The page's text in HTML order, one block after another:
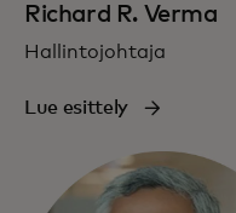
Richard R. Verma
Hallintojohtaja
Lue esittely